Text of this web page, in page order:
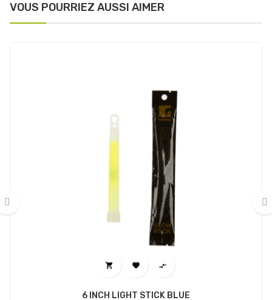
VOUS POURRIEZ AUSSI AIMER
  
6 INCH LIGHT STICK BLUE